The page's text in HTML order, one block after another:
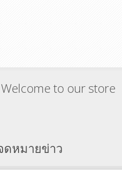
Welcome to our store
ดหมายข่าว